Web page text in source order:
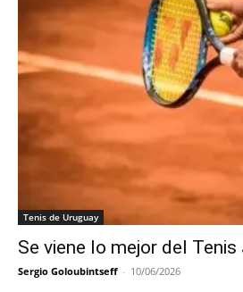
Tenis de Uruguay
Se viene lo mejor del Tenis
Sergio Goloubintseff - 10/06/2026